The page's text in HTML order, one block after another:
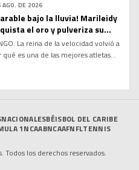
de oro en atletismo y karate
al país escalar hasta la quinta
general, consolidándose
potencias deportivas de la
AGO. DE 2026
bajo la lluvia! Marileidy
el oro y pulveriza su
en Santo Domingo 2026
La reina de la velocidad volvió a
es una de las mejores atletas
femeninos de los XXV Juegos
un nuevo récord de la
NACIONALESBÉISBOL DEL CARIBE
1NCAABNCAAFNFLTENNIS
los derechos reservados.